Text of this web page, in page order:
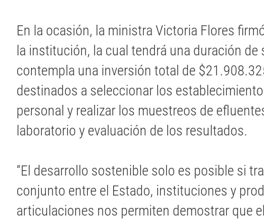
En la ocasión, la ministra Victoria Flores
la institución, la cual tendrá una duración de
contempla una inversión total de
destinados a seleccionar los
personal y realizar los muestreos de
laboratorio y evaluación de los resultados.
“El desarrollo sostenible solo es posible si
conjunto entre el Estado, instituciones y
articulaciones nos permiten demostrar que